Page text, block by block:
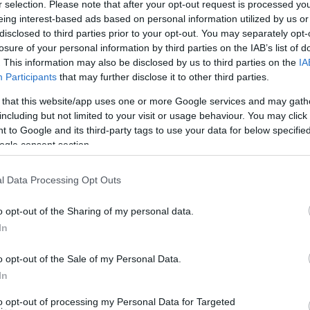
selection. Please note that after your opt-out request is processed
interest-based ads based on personal information utilized by us
to third parties prior to your opt-out. You may separately
of your personal information by third parties on the IAB’s list of
This information may also be disclosed by us to third parties on the
Participants that may further disclose it to other third parties.
that this website/app uses one or more Google services and may
but not limited to your visit or usage behaviour. You may
to Google and its third-party tags to use your data for below
consent section.
Data Processing Opt Outs
opt-out of the Sharing of my personal data.
opt-out of the Sale of my Personal Data.
opt-out of processing my Personal Data for Targeted
που τα αλλάζει όλα ή θα μας πει ο κ.Σουσούδης ότι
το θέμα στο δημοτικό συμβούλιο της Πέμπτης 11
όλοι πόσο σοβαρό είναι το ζήτημα,
επέρχονται, με βάση το σχέδιο πρότασης του
( αυτό που αποφεύγει επιμελώς ο
κάθε 4 μήνες ( αυτό που δεν θέλει ο κ.Σουσούδης) .
θέματα που έρχονται στο δημοτικό συμβούλιο. (
να συμμετέχουν και να μας βοηθούν να παίρνουμε